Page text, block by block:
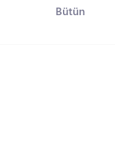
Bütün